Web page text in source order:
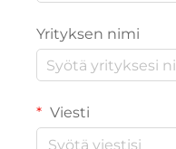
Yrityksen nimi
Viesti